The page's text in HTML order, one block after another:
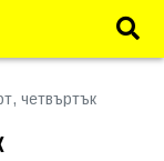
четвъртък